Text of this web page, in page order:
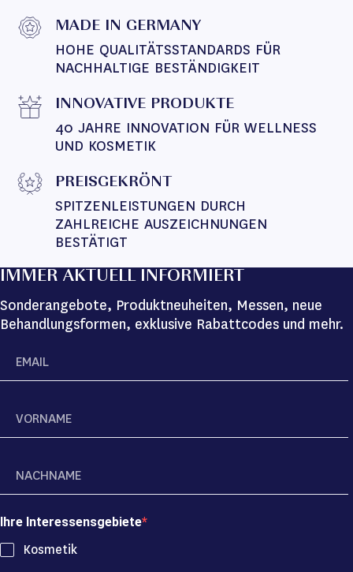
MADE IN GERMANY
HOHE QUALITÄTSSTANDARDS FÜR
NACHHALTIGE BESTÄNDIGKEIT
INNOVATIVE PRODUKTE
40 JAHRE INNOVATION FÜR WELLNESS
UND KOSMETIK
PREISGEKRÖNT
SPITZENLEISTUNGEN DURCH
ZAHLREICHE AUSZEICHNUNGEN
BESTÄTIGT
IMMER AKTUELL INFORMIERT
Sonderangebote, Produktneuheiten, Messen, neue
Behandlungsformen, exklusive Rabattcodes und mehr.
Ihre Interessensgebiete
Kosmetik